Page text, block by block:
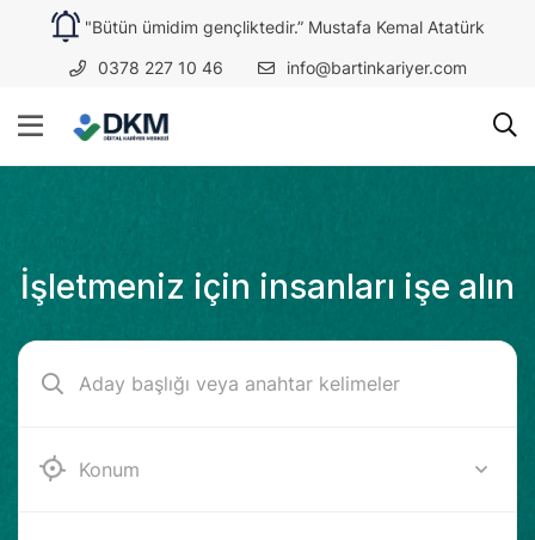
"Bütün ümidim gençliktedir.” Mustafa Kemal Atatürk
0378 227 10 46 info@bartinkariyer.com
İşletmeniz için insanları işe alın
Bartın (Amasra)